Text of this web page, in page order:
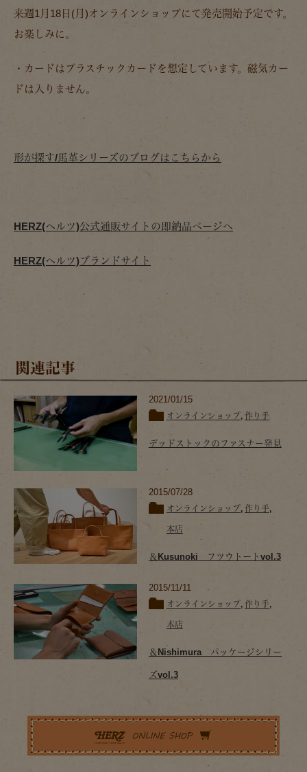
来週1月18日(月)オンラインショップにて発売開始予定です。
お楽しみに。
・カードはプラスチックカードを想定しています。磁気カー
ドは入りません。
形が探す/馬革シリーズのブログはこちらから
HERZ(ヘルツ)公式通販サイトの即納品ページへ
HERZ(ヘルツ)ブランドサイト
関連記事
2021/01/15
オンラインショップ, 作り手
デッドストックのファスナー発見
2015/07/28
オンラインショップ, 作り手,
本店
＆Kusunoki フツウトートvol.3
2015/11/11
オンラインショップ, 作り手,
本店
＆Nishimura パッケージシリー
ズvol.3